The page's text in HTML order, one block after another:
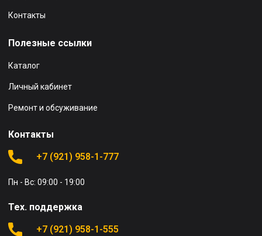
Контакты
Полезные ссылки
Каталог
Личный кабинет
Ремонт и обсуживание
Контакты
+7 (921) 958-1-777
Пн - Вс: 09:00 - 19:00
Тех. поддержка
+7 (921) 958-1-555